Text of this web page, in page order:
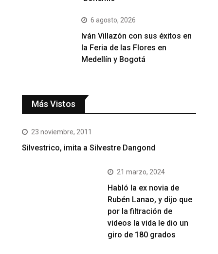
6 agosto, 2026
Iván Villazón con sus éxitos en
la Feria de las Flores en
Medellín y Bogotá
Más Vistos
23 noviembre, 2011
Silvestrico, imita a Silvestre Dangond
21 marzo, 2024
Habló la ex novia de
Rubén Lanao, y dijo que
por la filtración de
videos la vida le dio un
giro de 180 grados